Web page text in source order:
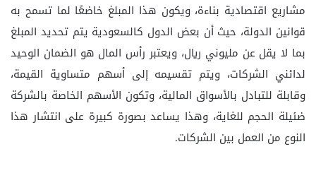
مشاريع اقتصادية بناءة، ويكون هذا المبلغ خاضعًا لما تسمح به
قوانين الدولة، حيث أن بعض الدول كالسعودية يتم تحديد المبلغ
بما لا يقل عن مليوني ريال، ويعتبر رأس المال هو الضمان الوحيد
لدائني الشركات، ويتم تقسيمه إلى أسهم متساوية القيمة،
وقابلة للتبادل بالأسواق المالية، وتكون الأسهم الخاصة بالشركة
ضئيلة الحجم للغاية، وهذا يساعد بصورة كبيرة على انتشار هذا
النوع من العمل بين الشركات.